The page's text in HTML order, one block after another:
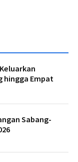
hingga Empat
Sabang-